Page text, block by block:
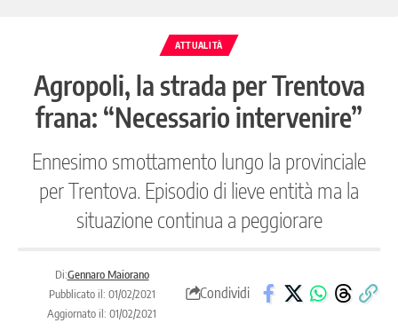
ATTUALITÀ
Agropoli, la strada per Trentova
frana: “Necessario intervenire”
Ennesimo smottamento lungo la provinciale
per Trentova. Episodio di lieve entità ma la
situazione continua a peggiorare
Di:Gennaro Maiorano
Pubblicato il: 01/02/2021
Aggiornato il: 01/02/2021
Condividi